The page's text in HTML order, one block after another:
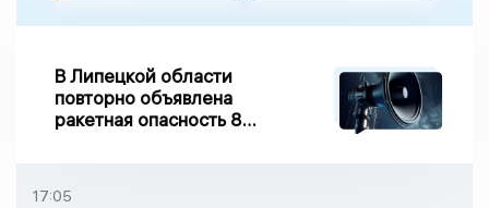
В Липецкой области
повторно объявлена
ракетная опасность 8
17:05